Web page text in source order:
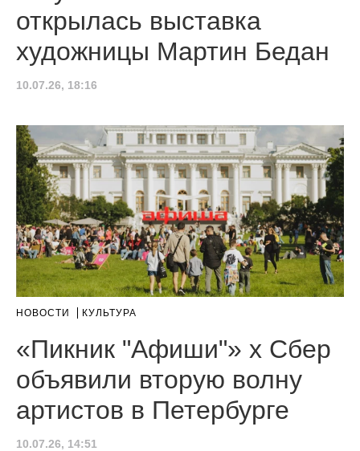
открылась выставка
художницы Мартин Бедан
10.07.26, 18:16
НОВОСТИ КУЛЬТУРА
«Пикник "Афиши"» x Сбер
объявили вторую волну
артистов в Петербурге
10.07.26, 14:51